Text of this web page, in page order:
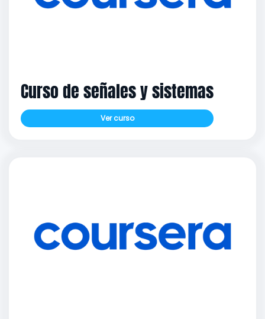
Curso de señales y sistemas
Ver curso